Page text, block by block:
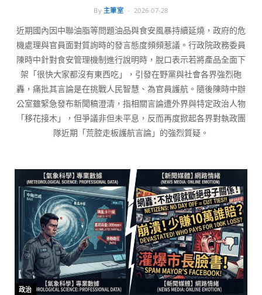
By 主筆室 2026-07-28
近期國內因中聯油脂等問題油品與食安風暴持續延燒，政府的危
機處理與官員面對質詢時的發言態度頻頻惹議。行政院政務委員
陳時中針對食安管理機制進行說明時，脫口表示若將產品全面下
架「很快大家都沒有東西吃」，引發在野黨與社會各界強烈砲
轟，痛批其言論是在挑戰人民智慧、為官員護航。隨後陳時中辦
公室雖緊急發布新聞稿澄清，指相關言論遭外界與特定政治人物
「移花接木」，但爭議非但未平息，反而再度掀起各界對執政團
隊近期「荒腔走板護航言論」的強烈質疑。
政治